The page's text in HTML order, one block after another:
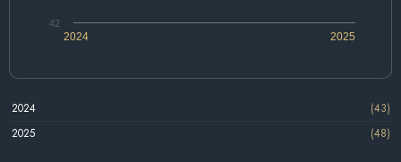
2024 2025
42
2024
(43)
2025
(48)